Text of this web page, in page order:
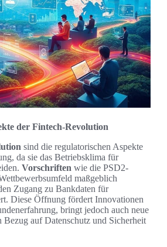
der Fintech-Revolution
sind die regulatorischen Aspekte
da sie das Betriebsklima für
Vorschriften wie die PSD2-
maßgeblich
Zugang zu Bankdaten für
Diese Öffnung fördert Innovationen
bringt jedoch auch neue
Bezug auf Datenschutz und Sicherheit